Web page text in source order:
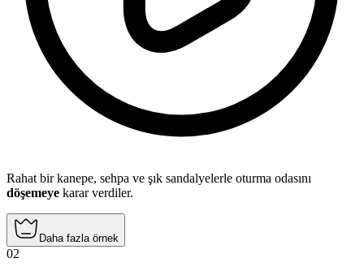
Rahat bir kanepe, sehpa ve şık sandalyelerle oturma odasını
döşemeye karar verdiler.
Daha fazla örnek
02